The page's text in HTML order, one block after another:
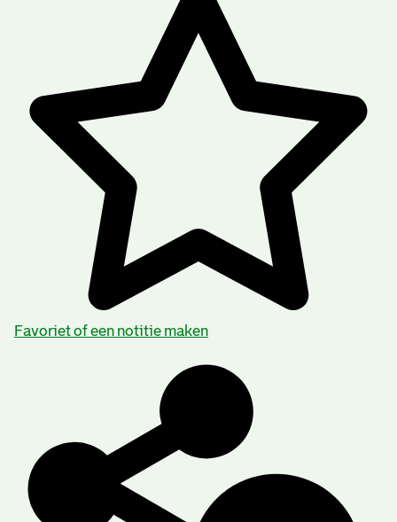
Favoriet of een notitie maken